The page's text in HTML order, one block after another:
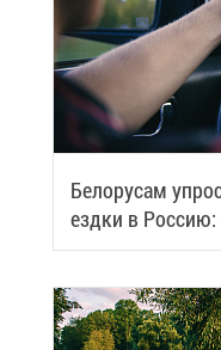
Бе­ло­ру­сам
езд­ки в Рос­сию: